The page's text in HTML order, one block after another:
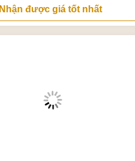
Nhận được giá tốt nhất